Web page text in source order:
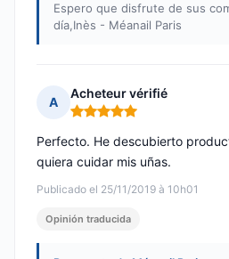
Espero que disfrute de sus
día,Inès - Méanail Paris
A
Acheteur vérifié
Nota: 5 de 5
Publicado el 25/11/2019 à 10h01
Perfecto. He descubierto
quiera cuidar mis uñas.
Opinión traducida